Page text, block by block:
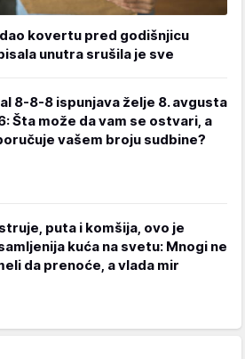
kovertu pred godišnjicu
unutra srušila je sve
8-8-8 ispunjava želje 8. avgusta
Šta može da vam se ostvari, a
vašem broju sudbine?
puta i komšija, ovo je
kuća na svetu: Mnogi ne
da prenoće, a vlada mir